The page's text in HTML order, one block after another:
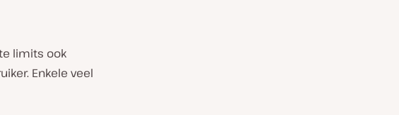
limits ook
Enkele veel